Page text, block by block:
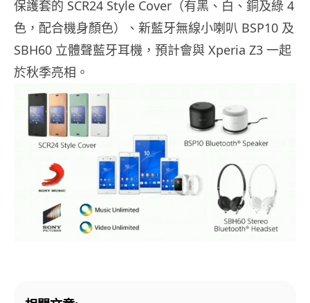
保護套的 SCR24 Style Cover（有黑、白、銅及綠 4
色，配合機身顏色）、新藍牙無線小喇叭 BSP10 及
SBH60 立體聲藍牙耳機，預計會與 Xperia Z3 一起
於秋季亮相。